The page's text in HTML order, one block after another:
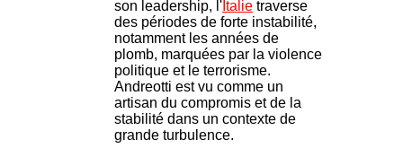
son leadership, l' Italie traverse
des périodes de forte instabilité,
notamment les années de
plomb, marquées par la violence
politique et le terrorisme.
Andreotti est vu comme un
artisan du compromis et de la
stabilité dans un contexte de
grande turbulence.